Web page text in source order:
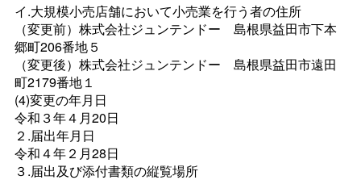
イ.大規模小売店舗において小売業を行う者の住所
（変更前）株式会社ジュンテンドー 島根県益田市下本
郷町206番地５
（変更後）株式会社ジュンテンドー 島根県益田市遠田
町2179番地１
(4)変更の年月日
令和３年４月20日
２.届出年月日
令和４年２月28日
３.届出及び添付書類の縦覧場所